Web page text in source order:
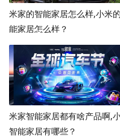
米家的智能家居怎么样,小米
能家居怎么样？
米家智能家居都有啥产品啊,
智能家居有哪些？